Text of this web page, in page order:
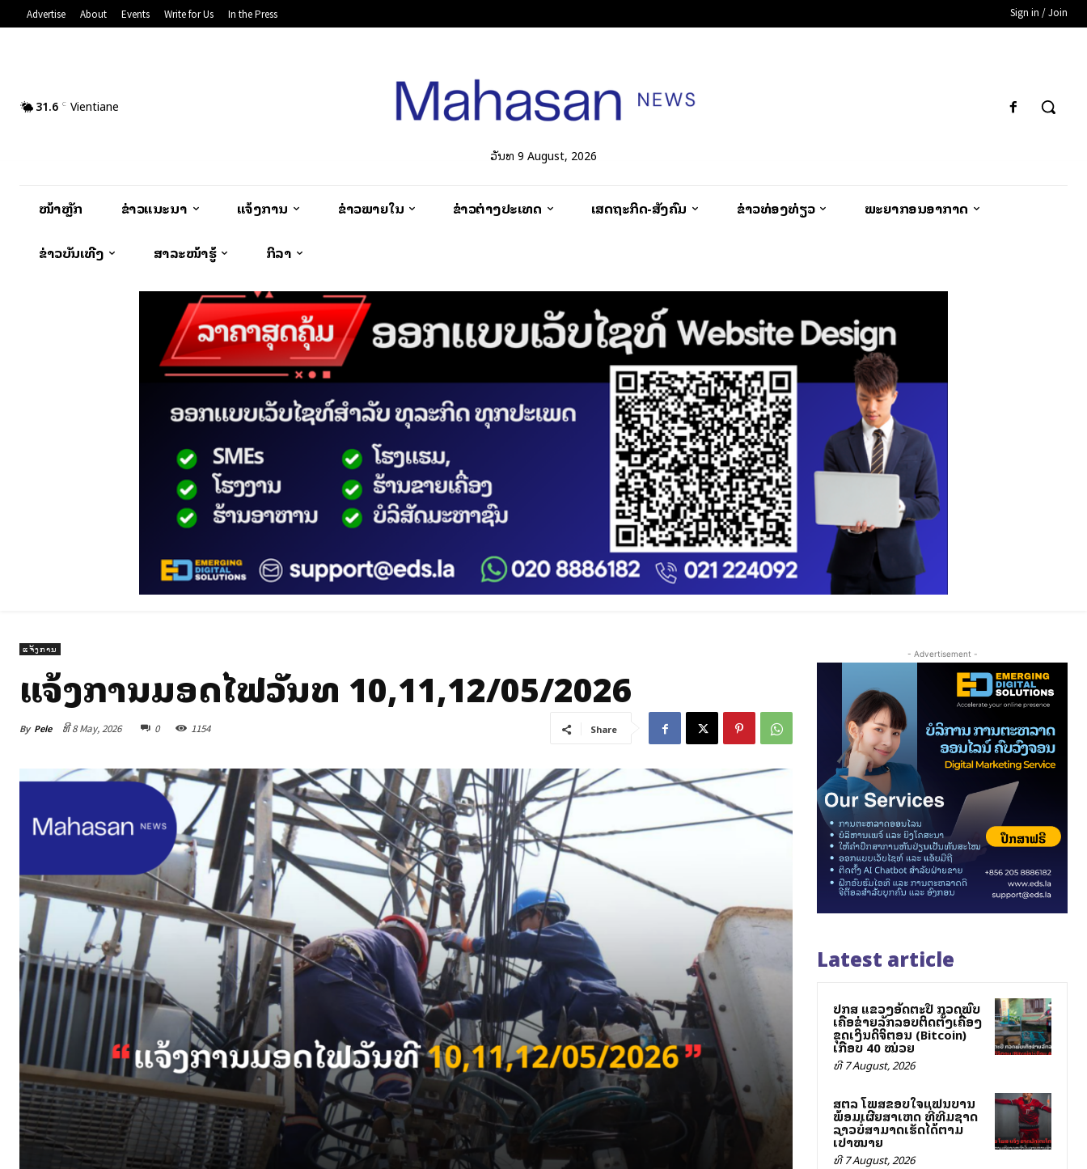
Advertise About Events Write for Us In the Press Sign in / Join
31.6 C Vientiane
ວັນທີ 9 August, 2026
ໜ້າຫຼັກ ຂ່າວແນະນຳ ແຈ້ງການ ຂ່າວພາຍໃນ ຂ່າວຕ່າງປະເທດ ເສດຖະກິດ-ສັງຄົມ ຂ່າວທ່ອງທ່ຽວ ພະຍາກອນອາກາດ
ຂ່າວບັນເທີງ ສາລະໜ້າຮູ້ ກິລາ
ແຈ້ງການ
ແຈ້ງການມອດໄຟວັນທີ 10,11,12/05/2026
By Pele ທີ 8 May, 2026 0 1154 Share
- Advertisement -
Latest article
ປກສ ແຂວງອັດຕະປື ກວດພົບ
ເຄືອຂ່າຍລັກລອບຕິດຕັ້ງເຄື່ອງ
ຂຸດເງິນດິຈິຕອນ (Bitcoin)
ເກືອບ 40 ໝ່ວຍ
ທີ 7 August, 2026
ສຕລ ໂພສຂອບໃຈແຟນບານ
ພ້ອມເຜີຍສາເຫດ ທີ່ທີມຊາດ
ລາວບໍ່ສາມາດເຮັດໄດ້ຕາມ
ເປົ້າໝາຍ
ທີ 7 August, 2026